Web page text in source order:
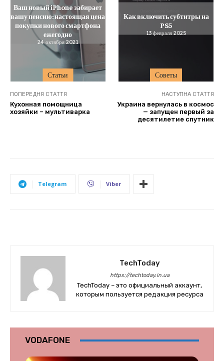
Статьи
Ваш новый iPhone забирает
вашу пенсию: настоящая цена
покупки нового смартфона
ежегодно
24 октября 2021
Советы
Как включить субтитры на
PS5
13 февраля 2025
ПОПЕРЕДНЯ СТАТТЯ
Кухонная помощница
хозяйки – мультиварка
НАСТУПНА СТАТТЯ
Украина вернулась в космос
— запущен первый за
десятилетие спутник
Telegram Viber
TechToday
https://techtoday.in.ua
TechToday – это официальный аккаунт,
которым пользуется редакция ресурса
VODAFONE